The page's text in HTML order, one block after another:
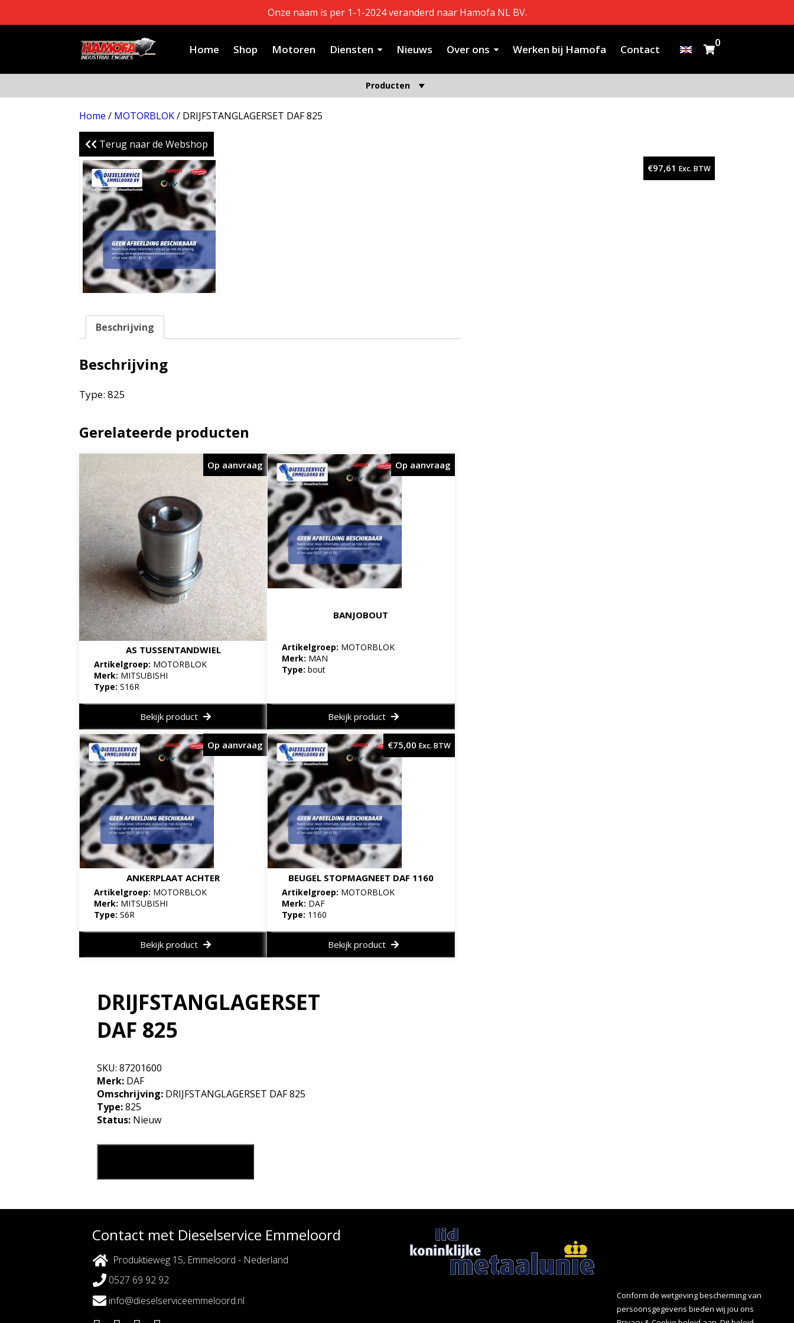
Onze naam is per 1-1-2024 veranderd naar Hamofa NL BV.
Conform de wetgeving bescherming van
persoonsgegevens bieden wij jou ons
Home Shop Motoren Diensten Nieuws Over ons Werken bij Hamofa Contact
0
Producten
Home / MOTORBLOK/ DRIJFSTANGLAGERSET DAF 825
Terug naar de Webshop
Beschrijving
Beschrijving
Type: 825
Gerelateerde producten
AS TUSSENTANDWIEL
Artikelgroep: MOTORBLOK
Merk: MITSUBISHI
Type: S16R
Op aanvraag
Bekijk product
BANJOBOUT
Artikelgroep: MOTORBLOK
Merk: MAN
Type: bout
Op aanvraag
Bekijk product
ANKERPLAAT ACHTER
Artikelgroep: MOTORBLOK
Merk: MITSUBISHI
Type: S6R
Op aanvraag
Bekijk product
BEUGEL STOPMAGNEET DAF 1160
Artikelgroep: MOTORBLOK
Merk: DAF
Type: 1160
€75,00 Exc. BTW
Bekijk product
DRIJFSTANGLAGERSET
DAF 825
€97,61 Exc. BTW
SKU:87201600
Merk: DAF
Omschrijving: DRIJFSTANGLAGERSET DAF 825
Type:825
Status: Nieuw
Contact met Dieselservice Emmeloord
Produktieweg 15, Emmeloord - Nederland
0527 69 92 92
info@dieselserviceemmeloord.nl